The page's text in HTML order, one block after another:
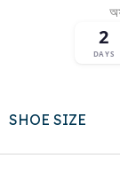
2
DAYS
SHOE SIZE